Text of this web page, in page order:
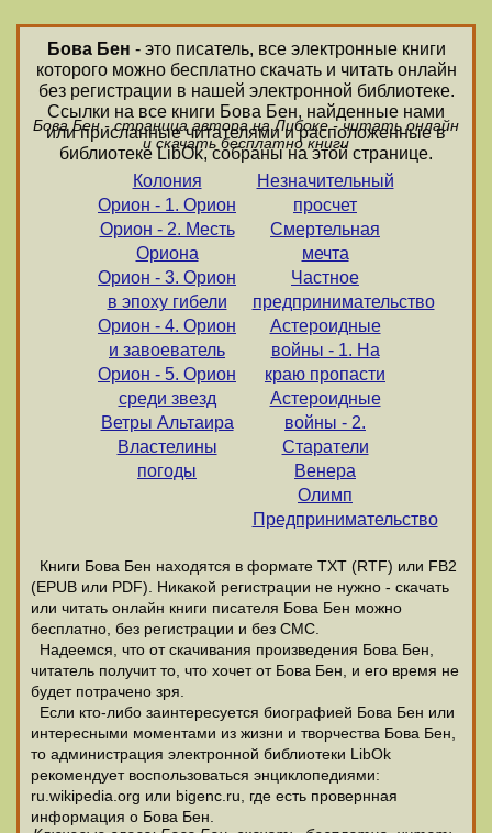
Бова Бен - это писатель, все электронные книги
которого можно бесплатно скачать и читать онлайн
без регистрации в нашей электронной библиотеке.
Ссылки на все книги Бова Бен, найденные нами
или присланные читателями и расположенные в
библиотеке LibOk, собраны на этой странице.
Бова Бен - страница автора на Либоке - читать онлайн
и скачать бесплатно книги
Колония
Орион - 1. Орион
Орион - 2. Месть
Ориона
Орион - 3. Орион
в эпоху гибели
Орион - 4. Орион
и завоеватель
Орион - 5. Орион
среди звезд
Ветры Альтаира
Властелины
погоды
Незначительный
просчет
Смертельная
мечта
Частное
предпринимательство
Астероидные
войны - 1. На
краю пропасти
Астероидные
войны - 2.
Старатели
Венера
Олимп
Предпринимательство
Книги Бова Бен находятся в формате ТХТ (RTF) или FB2
(EPUB или PDF). Никакой регистрации не нужно - скачать
или читать онлайн книги писателя Бова Бен можно
бесплатно, без регистрации и без СМС.
Надеемся, что от скачивания произведения Бова Бен,
читатель получит то, что хочет от Бова Бен, и его время не
будет потрачено зря.
Если кто-либо заинтересуется биографией Бова Бен или
интересными моментами из жизни и творчества Бова Бен,
то администрация электронной библиотеки LibOk
рекомендует воспользоваться энциклопедиями:
ru.wikipedia.org или bigenc.ru, где есть провернная
информация о Бова Бен.